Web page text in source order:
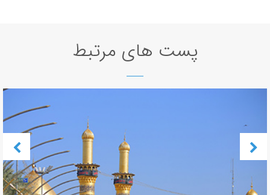
پست های مرتبط